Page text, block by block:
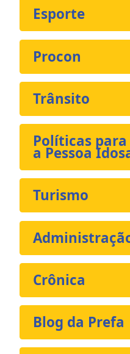
Esporte
Procon
Trânsito
Políticas
a Pessoa
Turismo
Crônica
Blog da Prefa